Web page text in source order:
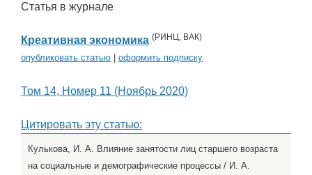
Статья в журнале
Креативная экономика (РИНЦ, ВАК)
опубликовать статью оформить подписку
Том 14, Номер 11 (Ноябрь 2020)
Цитировать эту статью:
Кулькова, И. А. Влияние занятости лиц старшего возраста
на социальные и демографические процессы / И. А.